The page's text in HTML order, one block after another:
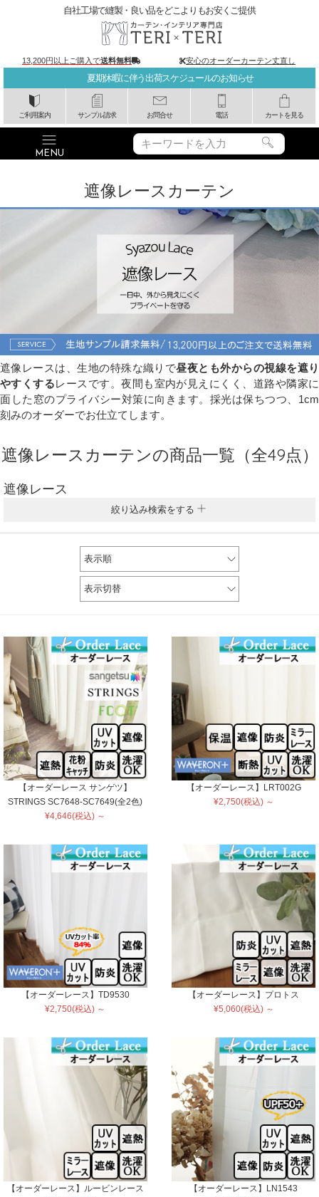
夏期休暇に伴う出荷スケジュールのお知らせ
ご利用案内 サンプル請求 お問合せ 電話 カートを見る
自社工場で縫製・良い品をどこよりもお安くご提供
13,200円以上ご購入で送料無料 安心のオーダーカーテン丈直し
遮像レースカーテン
遮像レースは、生地の特殊な織りで昼夜とも外からの視線を遮り
やすくするレースです。夜間も室内が見えにくく、道路や隣家に
面した窓のプライバシー対策に向きます。採光は保ちつつ、1cm
刻みのオーダーでお仕立てします。
遮像レースカーテンの商品一覧（全49点）
遮像レース
絞り込み検索をする
表示順
表示切替
【オーダーレース サンゲツ】
STRINGS SC7648-SC7649(全2色)
¥4,646(税込) ～
【オーダーレース】LRT002G
¥2,750(税込) ～
【オーダーレース】TD9530
¥2,750(税込) ～
【オーダーレース】プロトス
¥5,060(税込) ～
【オーダーレース】ルービンレース
【オーダーレース】LN1543